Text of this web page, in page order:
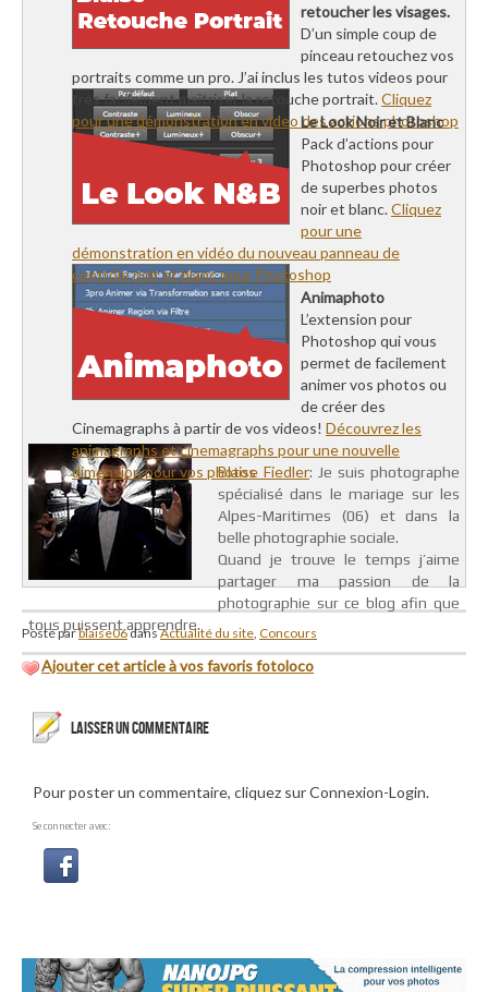
retoucher les visages.
D’un simple coup de
pinceau retouchez vos
portraits comme un pro. J’ai inclus les tutos videos pour
très facilement maîtriser la retouche portrait.Cliquez
pour une démonstration en video des actions photoshop
Le Look Noir et Blanc
Pack d’actions pour
Photoshop pour créer
de superbes photos
noir et blanc.Cliquez
pour une
démonstration en vidéo du nouveau panneau de
contrôle noir et blanc pour Photoshop
Animaphoto
L’extension pour
Photoshop qui vous
permet de facilement
animer vos photos ou
de créer des
Cinemagraphs à partir de vos videos! Découvrez les
animagraphs et cinemagraphs pour une nouvelle
dimension pour vos photosBlaise Fiedler: Je suis photographe
spécialisé dans le mariage sur les
Alpes-Maritimes (06) et dans la
belle photographie sociale.
Quand je trouve le temps j’aime
partager ma passion de la
photographie sur ce blog afin que
tous puissent apprendre.
Posté parblaise06dansActualité du site Concours
Ajouter cet article à vos favoris fotoloco
LAISSER UN COMMENTAIRE
Pour poster un commentaire, cliquez sur Connexion-Login.
Se connecter avec: